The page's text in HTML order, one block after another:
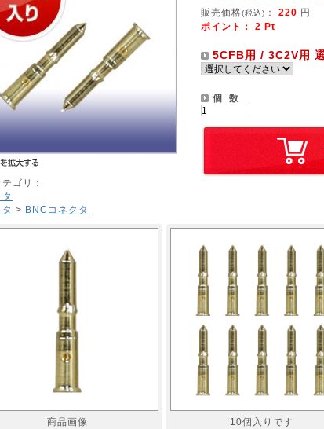
ゴリ：
> BNCコネクタ
販売価格(税込) ： 220 円
ポイント： 2 Pt
5CFB用 / 3C2V用
個 数
商品画像 10個入りです